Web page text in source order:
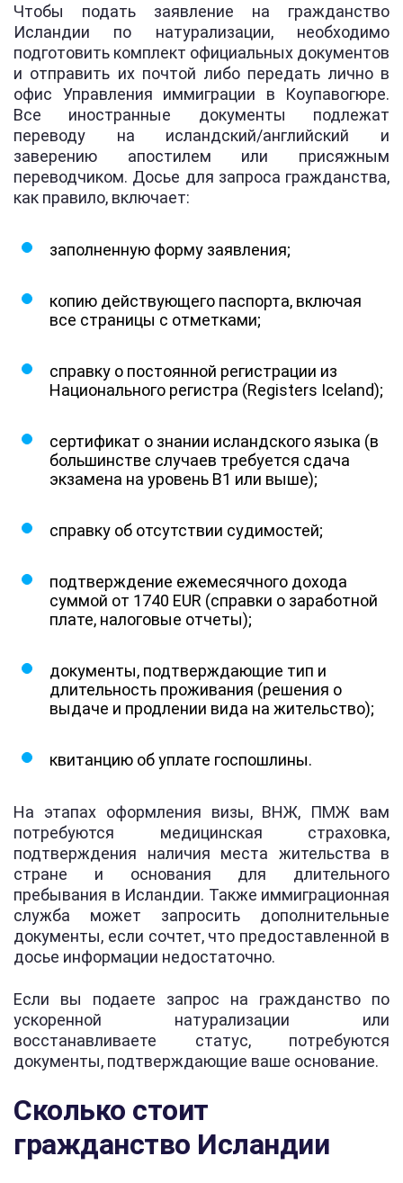
Чтобы подать заявление на гражданство
Исландии по натурализации, необходимо
подготовить комплект официальных документов
и отправить их почтой либо передать лично в
офис Управления иммиграции в Коупавогюре.
Все иностранные документы подлежат
переводу на исландский/английский и
заверению апостилем или присяжным
переводчиком. Досье для запроса гражданства,
как правило, включает:
заполненную форму заявления;
копию действующего паспорта, включая
все страницы с отметками;
справку о постоянной регистрации из
Национального регистра (Registers Iceland);
сертификат о знании исландского языка (в
большинстве случаев требуется сдача
экзамена на уровень B1 или выше);
справку об отсутствии судимостей;
подтверждение ежемесячного дохода
суммой от 1740 EUR (справки о заработной
плате, налоговые отчеты);
документы, подтверждающие тип и
длительность проживания (решения о
выдаче и продлении вида на жительство);
квитанцию об уплате госпошлины.
На этапах оформления визы, ВНЖ, ПМЖ вам
потребуются медицинская страховка,
подтверждения наличия места жительства в
стране и основания для длительного
пребывания в Исландии. Также иммиграционная
служба может запросить дополнительные
документы, если сочтет, что предоставленной в
досье информации недостаточно.
Если вы подаете запрос на гражданство по
ускоренной натурализации или
восстанавливаете статус, потребуются
документы, подтверждающие ваше основание.
Сколько стоит
гражданство Исландии